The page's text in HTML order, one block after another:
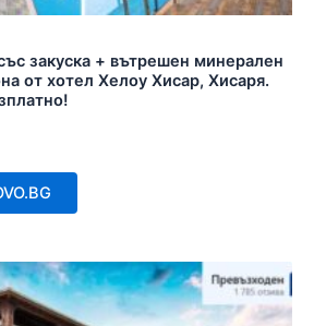
закуска + вътрешен минерален
от хотел Хелоу Хисар, Хисаря.